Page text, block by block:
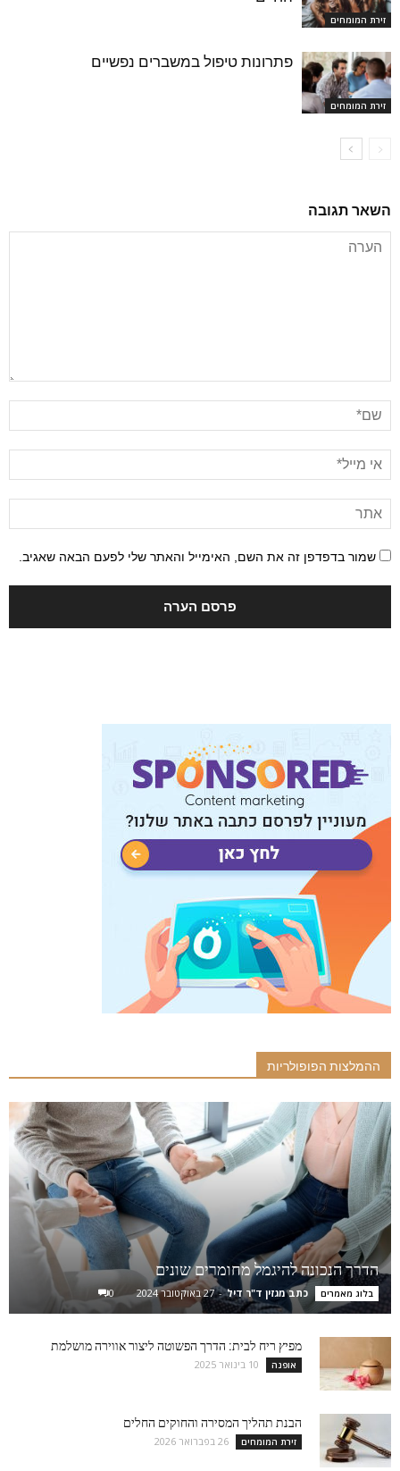
זירת המומחים
זירת המומחים
פתרונות טיפול במשברים נפשיים
השאר תגובה
שמור בדפדפן זה את השם, האימייל והאתר שלי לפעם הבאה שאגיב.
ההמלצות הפופולריות
הדרך הנכונה להיגמל מחומרים שונים
בלוג מאמרים כתב מגזין ד"ר דיל - 27 באוקטובר 2024 0
מפיץ ריח לבית: הדרך הפשוטה ליצור אווירה מושלמת
אופנה 10 בינואר 2025
הבנת תהליך המסירה והחוקים החלים
זירת המומחים 26 בפברואר 2026